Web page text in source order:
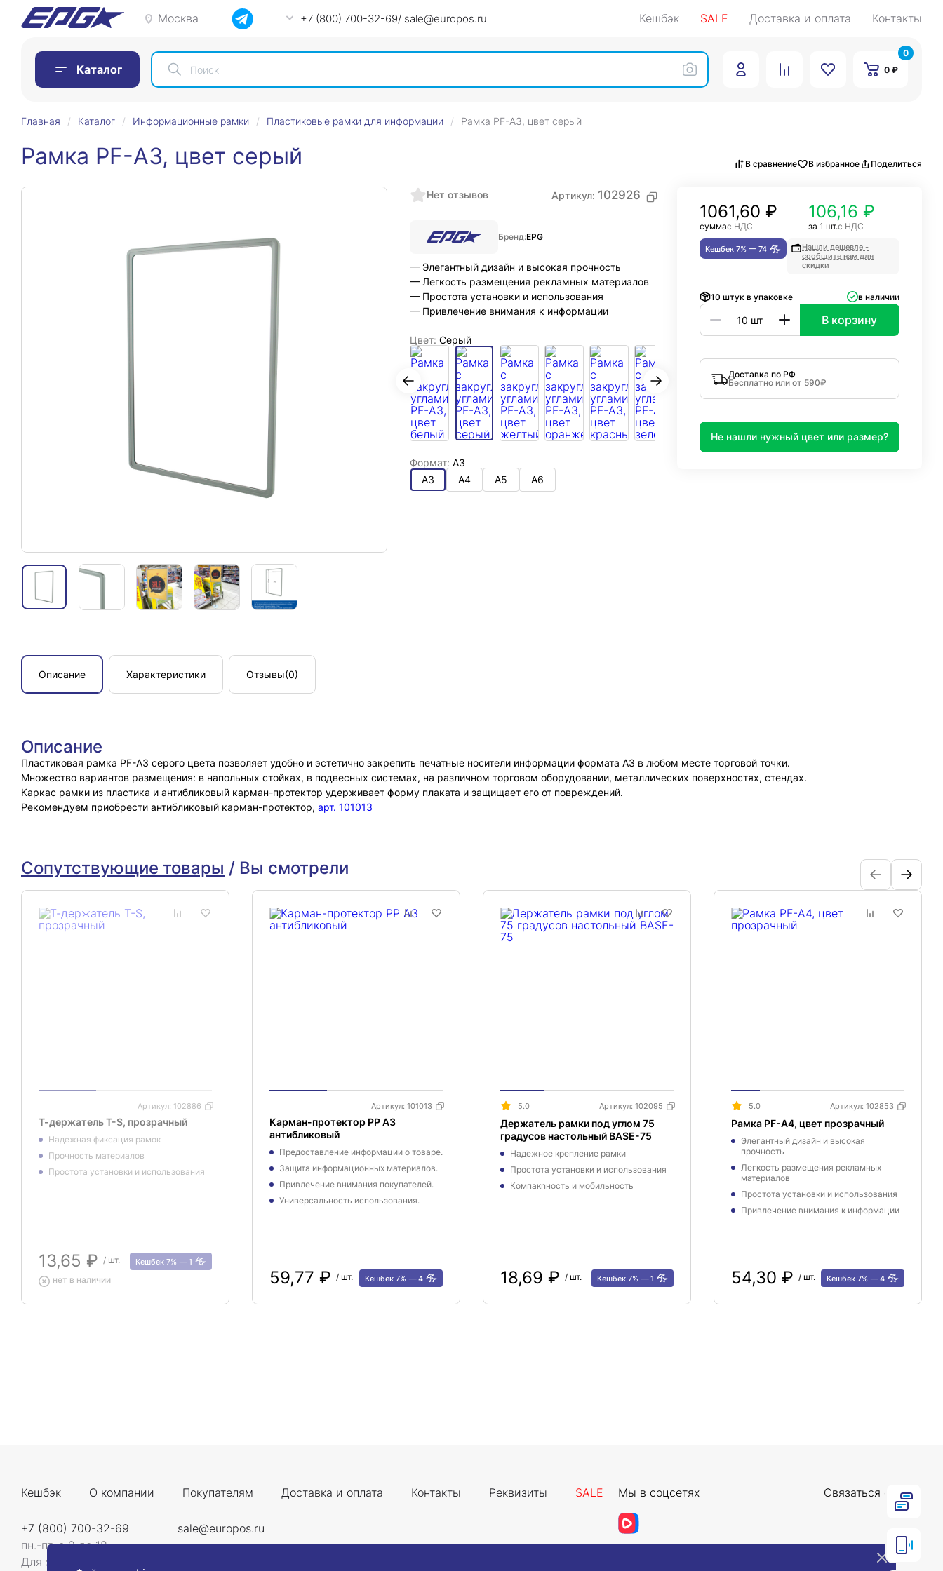
Москва +7 (800) 700-32-69/ sale@europos.ru Кешбэк SALE Доставка и оплата Контакты
Каталог 0 ₽
0
Главная Каталог Информационные рамки Пластиковые рамки для информации Рамка PF-A3, цвет серый
Рамка PF-A3, цвет серый В сравнение В избранное Поделиться
Нет отзывов Артикул: 102926
Бренд:EPG
— Элегантный дизайн и высокая прочность
— Легкость размещения рекламных материалов
— Простота установки и использования
— Привлечение внимания к информации
Цвет: Серый
Формат: А3
А3
А4 А5 А6
1061,60 ₽
суммас НДС
106,16 ₽
за 1 шт.с НДС
Кешбек 7% — 74
Нашли дешевле -
сообщите нам для
скидки
10 штук в упаковке в наличии
В корзину
Доставка по РФ
Бесплатно или от 590₽
Не нашли нужный цвет или размер?
Описание Характеристики Отзывы(0)
Описание
Пластиковая рамка PF-A3 серого цвета позволяет удобно и эстетично закрепить печатные носители информации формата А3 в любом месте торговой точки.
Множество вариантов размещения: в напольных стойках, в подвесных системах, на различном торговом оборудовании, металлических поверхностях, стендах.
Каркас рамки из пластика и антибликовый карман-протектор удерживает форму плаката и защищает его от повреждений.
Рекомендуем приобрести антибликовый карман-протектор, арт. 101013
Сопутствующие товары / Вы смотрели
Артикул: 102886
Т-держатель T-S, прозрачный
Надежная фиксация рамок
Прочность материалов
Простота установки и использования
13,65 ₽ / шт. Кешбек 7% 1
нет в наличии
Артикул: 101013
Карман-протектор PP A3
антибликовый
Предоставление информации о товаре.
Защита информационных материалов.
Привлечение внимания покупателей.
Универсальность использования.
59,77 ₽ / шт. Кешбек 7% 4
5.0 Артикул: 102095
Держатель рамки под углом 75
градусов настольный BASE-75
Надежное крепление рамки
Простота установки и использования
Компакnность и мобильность
18,69 ₽ / шт. Кешбек 7% 1
5.0 Артикул: 102853
Рамка PF-A4, цвет прозрачный
Элегантный дизайн и высокая
прочность
Легкость размещения рекламных
материалов
Простота установки и использования
Привлечение внимания к информации
54,30 ₽ / шт. Кешбек 7% 4
Кешбэк О компании Покупателям Доставка и оплата Контакты Реквизиты SALE
+7 (800) 700-32-69
пн.-пт. с 9 до 18
Для звонков со всей России
sale@europos.ru
Мы в соцсетях Связаться с нами